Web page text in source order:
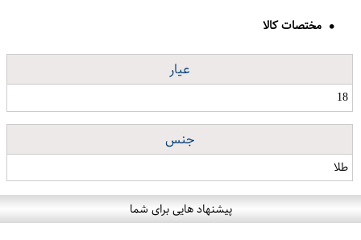
مختصات کالا
عیار
18
جنس
طلا
پیشنهاد هایی برای شما